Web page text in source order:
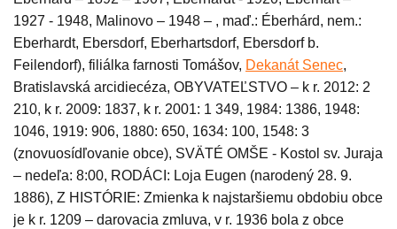
1927 - 1948, Malinovo – 1948 – , maď.: Éberhárd, nem.:
Eberhardt, Ebersdorf, Eberhartsdorf, Ebersdorf b.
Feilendorf), filiálka farnosti Tomášov, Dekanát Senec,
Bratislavská arcidiecéza, OBYVATEĽSTVO – k r. 2012: 2
210, k r. 2009: 1837, k r. 2001: 1 349, 1984: 1386, 1948:
1046, 1919: 906, 1880: 650, 1634: 100, 1548: 3
(znovuosídľovanie obce), SVÄTÉ OMŠE - Kostol sv. Juraja
– nedeľa: 8:00, RODÁCI: Loja Eugen (narodený 28. 9.
1886), Z HISTÓRIE: Zmienka k najstaršiemu obdobiu obce
je k r. 1209 – darovacia zmluva, v r. 1936 bola z obce